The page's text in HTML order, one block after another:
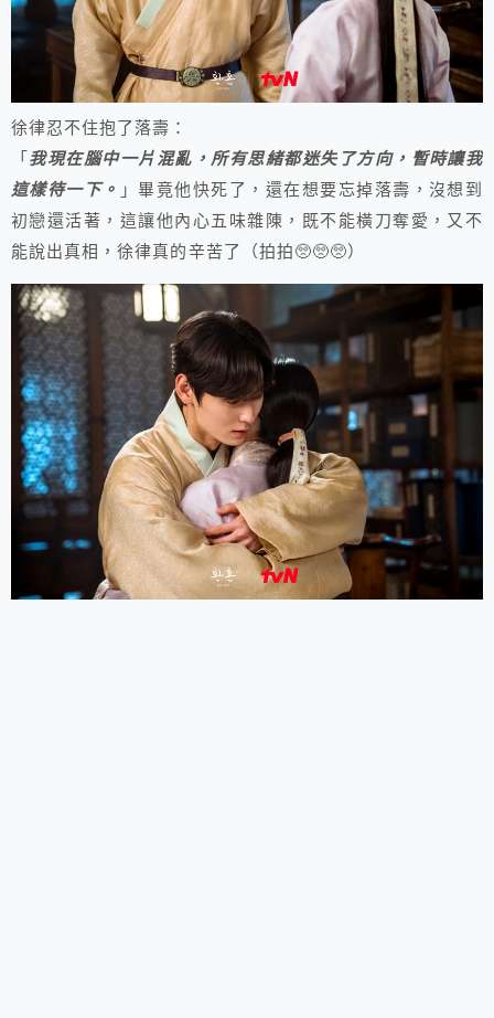
徐律忍不住抱了落壽：
「 我現在腦中一片混亂，所有思緒都迷失了方向，暫時讓我
這樣待一下。 」畢竟他快死了，還在想要忘掉落壽，沒想到
初戀還活著，這讓他內心五味雜陳，既不能橫刀奪愛，又不
能說出真相，徐律真的辛苦了（拍拍🥺🥺🥺）